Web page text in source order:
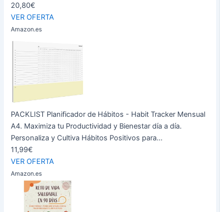
20,80€
VER OFERTA
Amazon.es
PACKLIST Planificador de Hábitos - Habit Tracker Mensual
A4. Maximiza tu Productividad y Bienestar día a día.
Personaliza y Cultiva Hábitos Positivos para...
11,99€
VER OFERTA
Amazon.es